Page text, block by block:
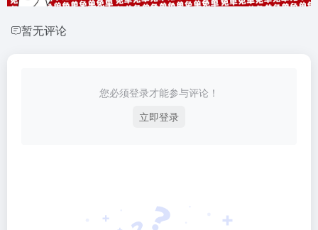
暂无评论
您必须登录才能参与评论！
立即登录